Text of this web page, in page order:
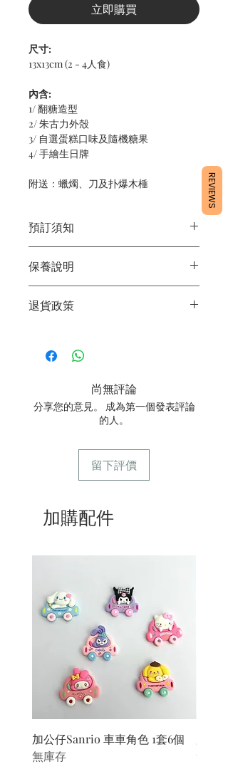
立即購買
尺寸:
13x13cm (2 - 4人食)
內含:
1/ 翻糖造型
2/ 朱古力外殼
3/ 自選蛋糕口味及隨機糖果
4/ 手繪生日牌
附送：蠟燭、刀及扑爆木棰
預訂須知
定日期取貨請提早10 - 14天前落單🤗
2/ 下單後24小時內會有專人電郵確認訂
單
3/ 取貨時需要出示確認訊息 或 訂單編
店】
6/ 送貨訂單：本店只提供營業時間內送
貨。運費請參考
常見問題。
7/ 營業時間：請參考本網站
保養說明
2/ 運送時避免大力搖晃
退貨政策
作，不設退換。
尚無評論
分享您的意見。 成為第一個發表評論
的人。
留下評價
加購配件
加公仔Sanrio 車車角色 1套6個
無庫存
無庫存
REVIEWS